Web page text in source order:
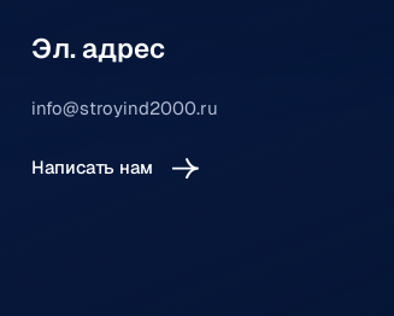
Эл. адрес
info@stroyind2000.ru
Написать нам